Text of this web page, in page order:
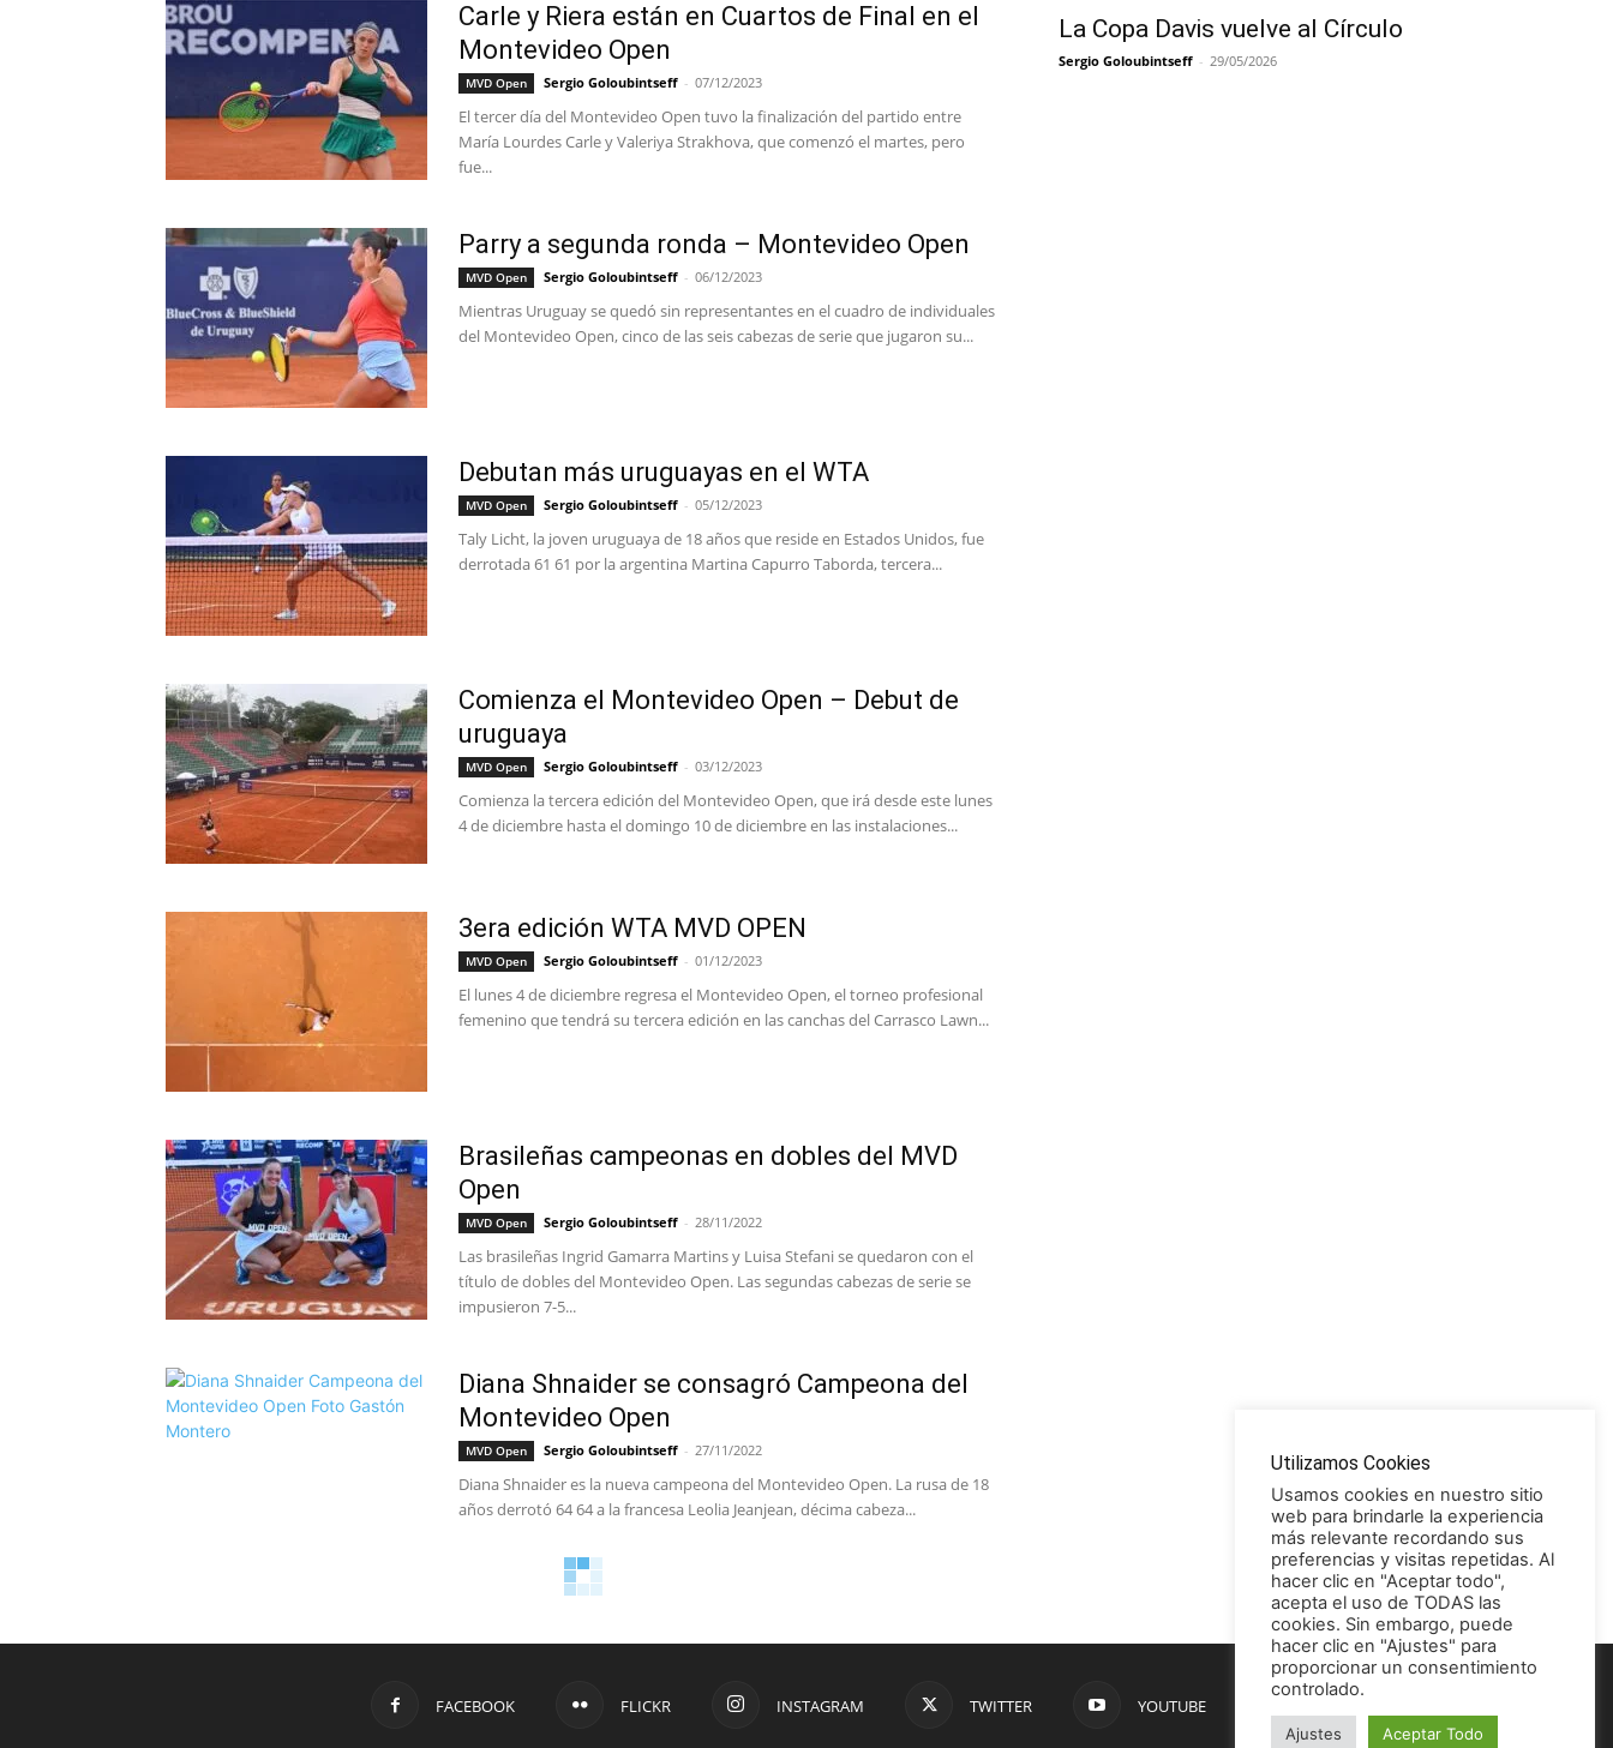
Carle y Riera están en Cuartos de Final en el
Montevideo Open
MVD Open Sergio Goloubintseff - 07/12/2023
El tercer día del Montevideo Open tuvo la finalización del partido entre
María Lourdes Carle y Valeriya Strakhova, que comenzó el martes, pero
fue...
Parry a segunda ronda – Montevideo Open
MVD Open Sergio Goloubintseff - 06/12/2023
Mientras Uruguay se quedó sin representantes en el cuadro de individuales
del Montevideo Open, cinco de las seis cabezas de serie que jugaron su...
Debutan más uruguayas en el WTA
MVD Open Sergio Goloubintseff - 05/12/2023
Taly Licht, la joven uruguaya de 18 años que reside en Estados Unidos, fue
derrotada 61 61 por la argentina Martina Capurro Taborda, tercera...
Comienza el Montevideo Open – Debut de
uruguaya
MVD Open Sergio Goloubintseff - 03/12/2023
Comienza la tercera edición del Montevideo Open, que irá desde este lunes
4 de diciembre hasta el domingo 10 de diciembre en las instalaciones...
3era edición WTA MVD OPEN
MVD Open Sergio Goloubintseff - 01/12/2023
El lunes 4 de diciembre regresa el Montevideo Open, el torneo profesional
femenino que tendrá su tercera edición en las canchas del Carrasco Lawn...
Brasileñas campeonas en dobles del MVD
Open
MVD Open Sergio Goloubintseff - 28/11/2022
Las brasileñas Ingrid Gamarra Martins y Luisa Stefani se quedaron con el
título de dobles del Montevideo Open. Las segundas cabezas de serie se
impusieron 7-5...
Diana Shnaider se consagró Campeona del
Montevideo Open
MVD Open Sergio Goloubintseff - 27/11/2022
Diana Shnaider es la nueva campeona del Montevideo Open. La rusa de 18
años derrotó 64 64 a la francesa Leolia Jeanjean, décima cabeza...
La Copa Davis vuelve al Círculo
Sergio Goloubintseff - 29/05/2026
FACEBOOK FLICKR INSTAGRAM TWITTER YOUTUBE
Utilizamos Cookies
Usamos cookies en nuestro sitio
web para brindarle la experiencia
más relevante recordando sus
preferencias y visitas repetidas. Al
hacer clic en "Aceptar todo",
acepta el uso de TODAS las
cookies. Sin embargo, puede
hacer clic en "Ajustes" para
proporcionar un consentimiento
controlado.
Ajustes Aceptar Todo